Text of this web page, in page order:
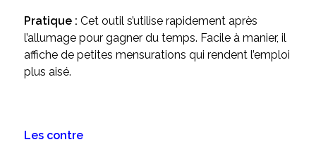
Pratique : Cet outil s’utilise rapidement après
l’allumage pour gagner du temps. Facile à manier, il
affiche de petites mensurations qui rendent l’emploi
plus aisé.
Les contre